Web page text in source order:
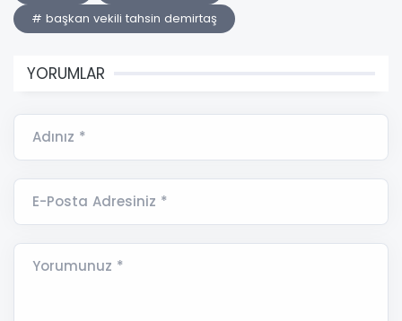
# başkan vekili tahsin demirtaş
YORUMLAR
Adınız *
E-Posta Adresiniz *
Yorumunuz *